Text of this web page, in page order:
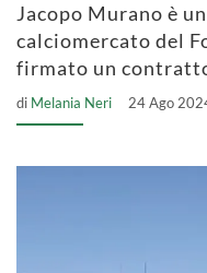
Jacopo Murano è
calciomercato del
firmato un
di Melania Neri 24 Ago